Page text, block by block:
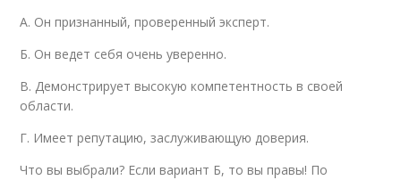
A. Он признанный, проверенный эксперт.
Б. Он ведет себя очень уверенно.
В. Демонстрирует высокую компетентность в своей
области.
Г. Имеет репутацию, заслуживающую доверия.
Что вы выбрали? Если вариант Б, то вы правы! По